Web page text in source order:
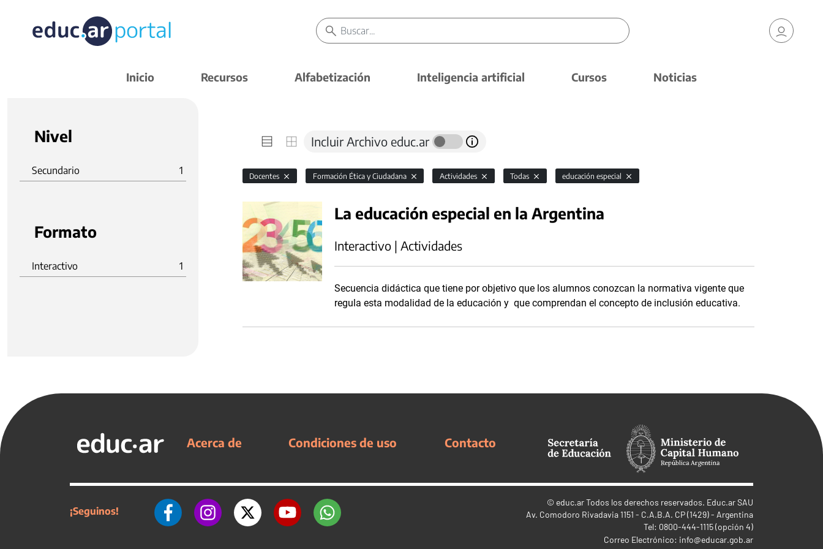
Inicio Recursos Alfabetización Inteligencia artificial Cursos Noticias
Nivel
Secundario 1
Formato
Interactivo 1
Incluir Archivo educ.ar
Docentes Formación Ética y Ciudadana Actividades Todas educación especial
La educación especial en la Argentina
Interactivo | Actividades
Secuencia didáctica que tiene por objetivo que los alumnos conozcan la normativa vigente que
regula esta modalidad de la educación y que comprendan el concepto de inclusión educativa.
Acerca de Condiciones de uso Contacto
¡Seguinos!
© educ.arTodos los derechos reservados. Educ.ar SAU
Av. Comodoro Rivadavia 1151 - C.A.B.A. CP (1429) - Argentina
Tel: 0800-444-1115 (opción 4)
Correo Electrónico: info@educar.gob.ar